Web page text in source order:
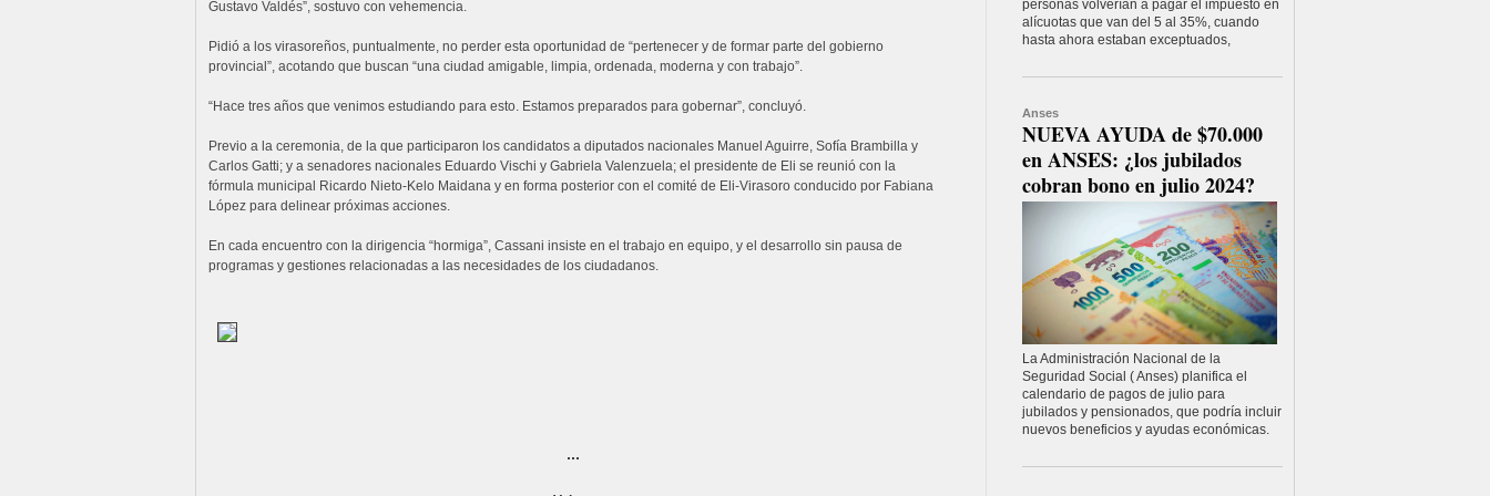
Gustavo Valdés”, sostuvo con vehemencia.
Pidió a los virasoreños, puntualmente, no perder esta oportunidad de “pertenecer y de formar parte del gobierno
provincial”, acotando que buscan “una ciudad amigable, limpia, ordenada, moderna y con trabajo”.
“Hace tres años que venimos estudiando para esto. Estamos preparados para gobernar”, concluyó.
Previo a la ceremonia, de la que participaron los candidatos a diputados nacionales Manuel Aguirre, Sofía Brambilla y
Carlos Gatti; y a senadores nacionales Eduardo Vischi y Gabriela Valenzuela; el presidente de Eli se reunió con la
fórmula municipal Ricardo Nieto-Kelo Maidana y en forma posterior con el comité de Eli-Virasoro conducido por Fabiana
López para delinear próximas acciones.
En cada encuentro con la dirigencia “hormiga”, Cassani insiste en el trabajo en equipo, y el desarrollo sin pausa de
programas y gestiones relacionadas a las necesidades de los ciudadanos.
...
personas volverían a pagar el impuesto en
alícuotas que van del 5 al 35%, cuando
hasta ahora estaban exceptuados,
Anses
NUEVA AYUDA de $70.000
en ANSES: ¿los jubilados
cobran bono en julio 2024?
La Administración Nacional de la
Seguridad Social ( Anses) planifica el
calendario de pagos de julio para
jubilados y pensionados, que podría incluir
nuevos beneficios y ayudas económicas.